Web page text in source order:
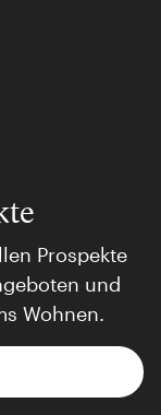
Prospekte
und
Wohnen.